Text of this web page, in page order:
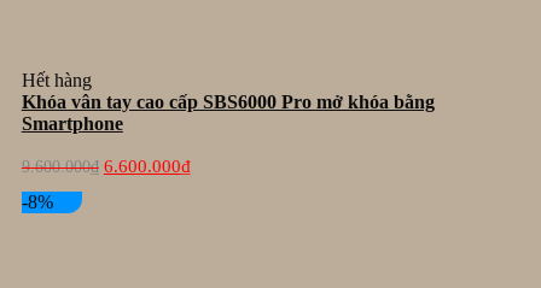
Hết hàng
Khóa vân tay cao cấp SBS6000 Pro mở khóa bằng
Smartphone
9.600.000₫
Giá
gốc
6.600.000₫Giá
hiện
-8%